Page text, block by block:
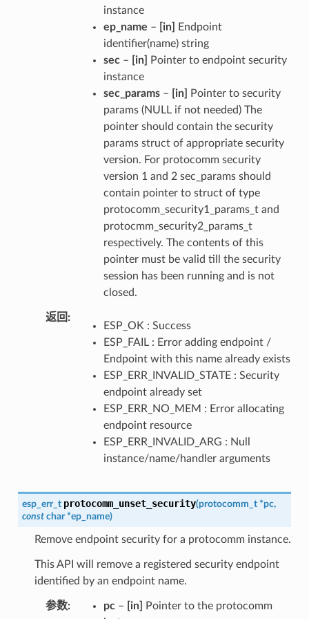
instance
ep_name – [in]
Endpoint
identifier(name) string
sec– [in]
Pointer to endpoint security
instance
sec_params– [in]
Pointer to security
params (NULL if not needed) The
pointer should contain the security
params struct of appropriate security
version. For protocomm security
version 1 and 2 sec_params should
contain pointer to struct of type
protocomm_security1_params_t and
protocmm_security2_params_t
respectively. The contents of this
pointer must be valid till the security
session has been running and is not
closed.
返回
ESP_OK : Success
ESP_FAIL : Error adding endpoint /
Endpoint with this name already exists
ESP_ERR_INVALID_STATE : Security
endpoint already set
ESP_ERR_NO_MEM : Error allocating
endpoint resource
ESP_ERR_INVALID_ARG : Null
instance/name/handler arguments
esp_err_t protocomm_unset_security(protocomm_t *pc,
const char *ep_name)
Remove endpoint security for a protocomm instance.
This API will remove a registered security endpoint
identified by an endpoint name.
参数 pc– [in]
Pointer to the protocomm